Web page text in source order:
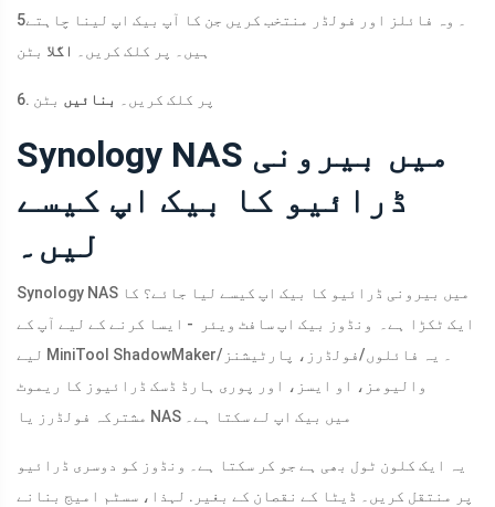
5۔ وہ فائلز اور فولڈر منتخب کریں جن کا آپ بیک اپ لینا چاہتے
ہیں۔ پر کلک کریں۔
اگلا بٹن
6. پر کلک کریں۔ بنائیں بٹن
Synology NAS میں بیرونی
ڈرائیو کا بیک اپ کیسے
لیں۔
Synology NAS میں بیرونی ڈرائیو کا بیک اپ کیسے لیا جائے؟ کا
ایک ٹکڑا ہے۔ ونڈوز بیک اپ سافٹ ویئر - ایسا کرنے کے لیے آپ کے
لیے MiniTool ShadowMaker۔ یہ فائلوں/فولڈرز، پارٹیشنز/
والیومز، او ایسز، اور پوری ہارڈ ڈسک ڈرائیوز کا ریموٹ
مشترکہ فولڈرز یا NAS میں بیک اپ لے سکتا ہے۔
یہ ایک کلون ٹول بھی ہے جو کر سکتا ہے۔ ونڈوز کو دوسری ڈرائیو
پر منتقل کریں۔ ڈیٹا کے نقصان کے بغیر. لہذا، سسٹم امیج بنانے